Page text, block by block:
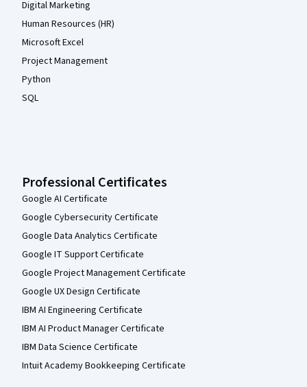
Digital Marketing
Human Resources (HR)
Microsoft Excel
Project Management
Python
SQL
Professional Certificates
Google AI Certificate
Google Cybersecurity Certificate
Google Data Analytics Certificate
Google IT Support Certificate
Google Project Management Certificate
Google UX Design Certificate
IBM AI Engineering Certificate
IBM AI Product Manager Certificate
IBM Data Science Certificate
Intuit Academy Bookkeeping Certificate